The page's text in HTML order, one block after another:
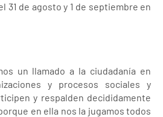
31 de agosto y 1 de septiembre en
un llamado a la ciudadanía en
y procesos sociales y
y respalden decididamente
en ella nos la jugamos todos